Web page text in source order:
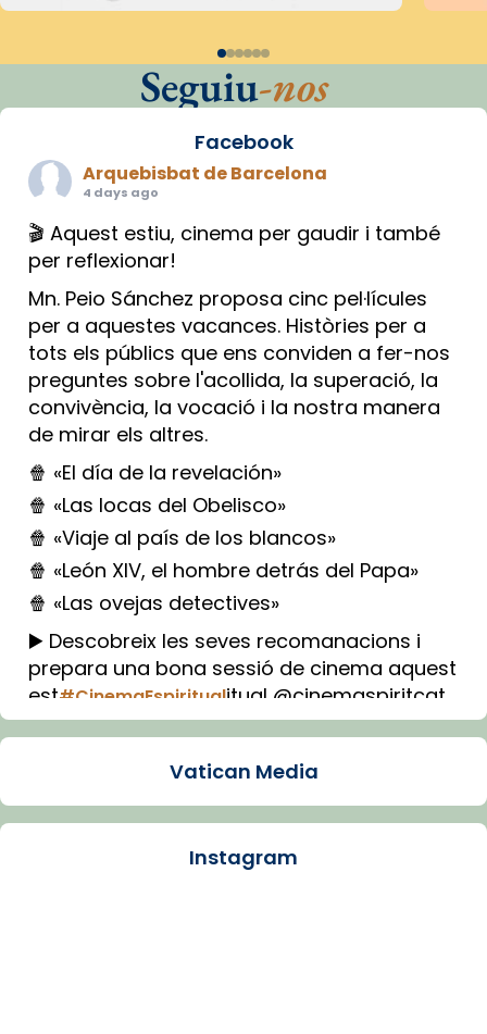
Seguiu-nos
Facebook
Arquebisbat de Barcelona
4 days ago
🎬 Aquest estiu, cinema per gaudir i també
per reflexionar!
Mn. Peio Sánchez proposa cinc pel·lícules
per a aquestes vacances. Històries per a
tots els públics que ens conviden a fer-nos
preguntes sobre l'acollida, la superació, la
convivència, la vocació i la nostra manera
de mirar els altres.
🍿 «El día de la revelación»
🍿 «Las locas del Obelisco»
🍿 «Viaje al país de los blancos»
🍿 «León XIV, el hombre detrás del Papa»
🍿 «Las ovejas detectives»
▶️ Descobreix les seves recomanacions i
prepara una bona sessió de cinema aquest
est#CinemaEspiritualitual @cinemaspiritcat
Imatge: Generada amb IA (OpenAI)
Arquebisbat de Barcelona
Vatican Media
Instagram